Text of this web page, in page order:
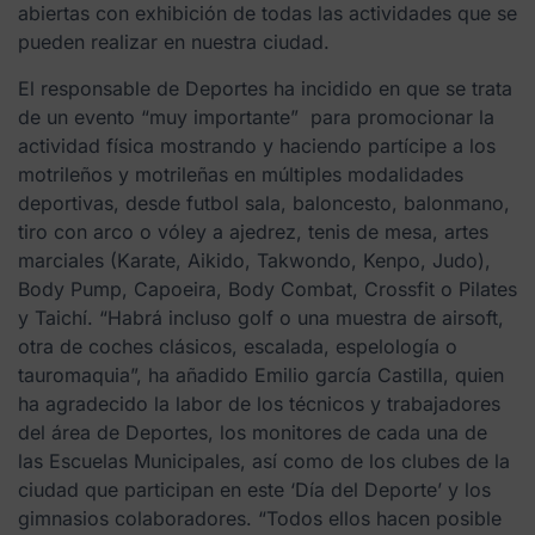
abiertas con exhibición de todas las actividades que se
pueden realizar en nuestra ciudad.
El responsable de Deportes ha incidido en que se trata
de un evento “muy importante” para promocionar la
actividad física mostrando y haciendo partícipe a los
motrileños y motrileñas en múltiples modalidades
deportivas, desde futbol sala, baloncesto, balonmano,
tiro con arco o vóley a ajedrez, tenis de mesa, artes
marciales (Karate, Aikido, Takwondo, Kenpo, Judo),
Body Pump, Capoeira, Body Combat, Crossfit o Pilates
y Taichí. “Habrá incluso golf o una muestra de airsoft,
otra de coches clásicos, escalada, espelología o
tauromaquia”, ha añadido Emilio garcía Castilla, quien
ha agradecido la labor de los técnicos y trabajadores
del área de Deportes, los monitores de cada una de
las Escuelas Municipales, así como de los clubes de la
ciudad que participan en este ‘Día del Deporte’ y los
gimnasios colaboradores. “Todos ellos hacen posible